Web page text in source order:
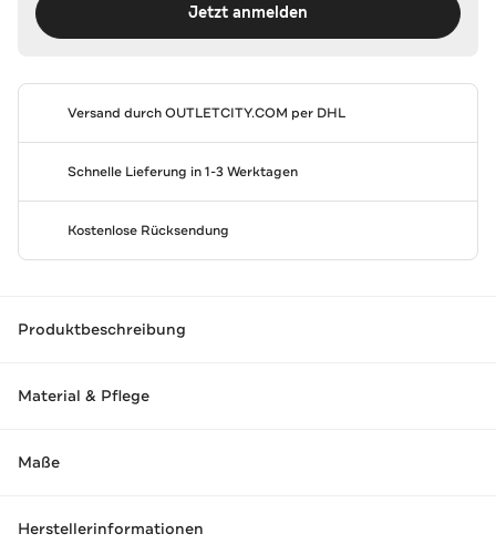
Jetzt anmelden
Versand durchOUTLETCITY.COM per DHL
Schnelle Lieferung in 1-3 Werktagen
Kostenlose Rücksendung
Produktbeschreibung
Material & Pflege
Maße
Herstellerinformationen